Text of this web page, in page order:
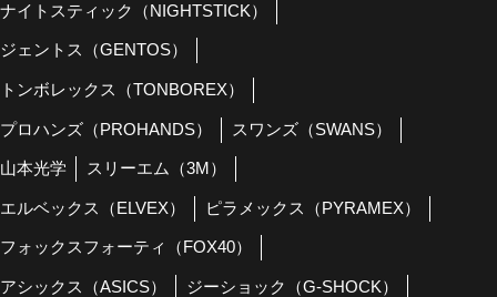
ナイトスティック（NIGHTSTICK）
ジェントス（GENTOS）
トンボレックス（TONBOREX）
プロハンズ（PROHANDS） スワンズ（SWANS）
山本光学 スリーエム（3M）
エルベックス（ELVEX） ピラメックス（PYRAMEX）
フォックスフォーティ（FOX40）
アシックス（ASICS） ジーショック（G-SHOCK）